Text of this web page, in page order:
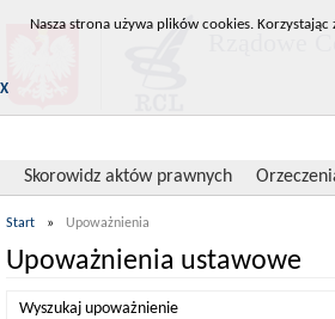
Skorowidz aktów prawnych
Start » Upoważnienia
Upoważnienia ustawowe
Wyszukaj upoważnienie
Nasza strona używa plików cookies.
X